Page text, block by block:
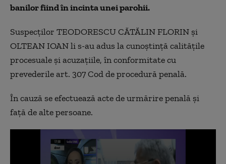
banilor fiind în incinta unei parohii.
Suspecților TEODORESCU CĂTĂLIN FLORIN și
OLTEAN IOAN li s-au adus la cunoștință calitățile
procesuale și acuzațiile, în conformitate cu
prevederile art. 307 Cod de procedură penală.
În cauză se efectuează acte de urmărire penală și
față de alte persoane.